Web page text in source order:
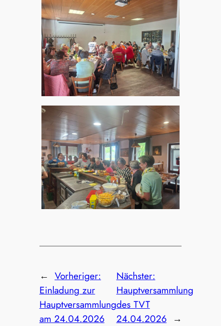
← Vorheriger:
Einladung zur
Hauptversammlung
am 24.04.2026
Nächster:
Hauptversammlung
des TVT
24.04.2026 →